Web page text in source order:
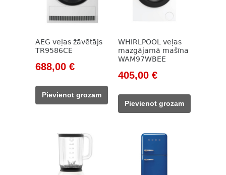
AEG veļas žāvētājs
TR9586CE
Original
was:
928,00 €.
688,00 €Current
688,00 €.
Pievienot grozam
WHIRLPOOL veļas
mazgājamā mašīna
WAM97WBEE
Original
was:
515,00 €.
405,00 €Current
405,00 €.
Pievienot grozam